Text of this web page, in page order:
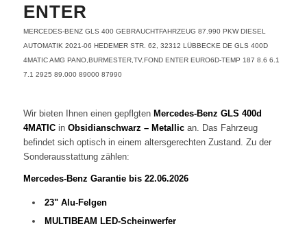
ENTER
MERCEDES-BENZ GLS 400 GEBRAUCHTFAHRZEUG 87.990 PKW DIESEL
AUTOMATIK 2021-06 HEDEMER STR. 62, 32312 LÜBBECKE DE GLS 400D
4MATIC AMG PANO,BURMESTER,TV,FOND ENTER EURO6D-TEMP 187 8.6 6.1
7.1 2925 89.000 89000 87990
Wir bieten Ihnen einen gepflgten Mercedes-Benz GLS 400d
4MATICin Obsidianschwarz – Metallican. Das Fahrzeug
befindet sich optisch in einem altersgerechten Zustand. Zu der
Sonderausstattung zählen:
Mercedes-Benz Garantie bis 22.06.2026
23" Alu-Felgen
MULTIBEAM LED-Scheinwerfer